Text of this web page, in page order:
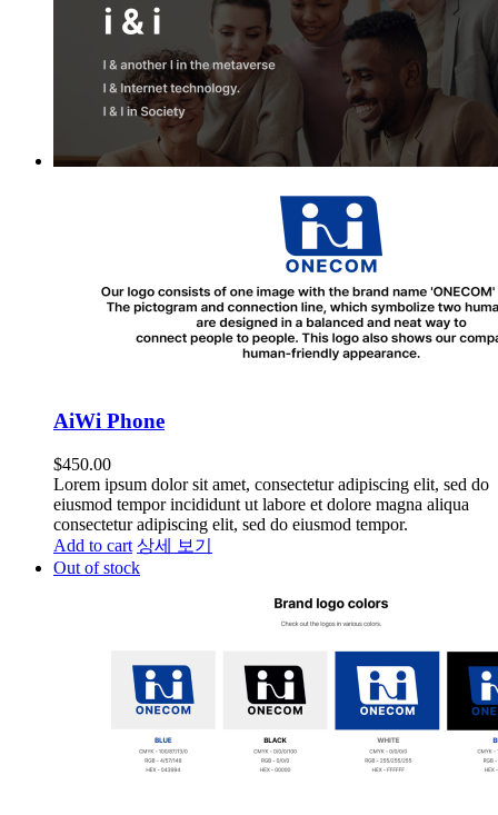
AiWi Phone
$450.00
Lorem ipsum dolor sit amet, consectetur adipiscing elit, sed do
eiusmod tempor incididunt ut labore et dolore magna aliqua
consectetur adipiscing elit, sed do eiusmod tempor.
Add to cart 상세 보기
Out of stock